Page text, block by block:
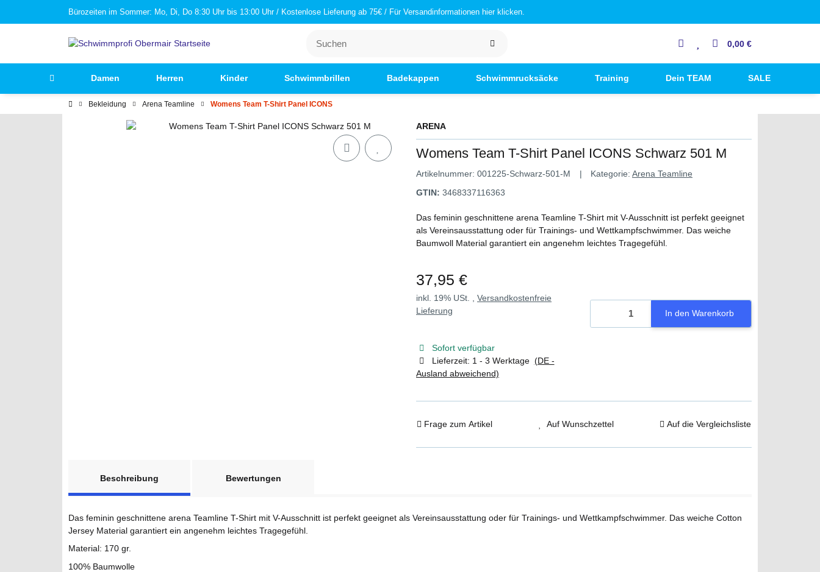
Bürozeiten im Sommer: Mo, Di, Do 8:30 Uhr bis 13:00 Uhr / Kostenlose Lieferung ab 75€ / Für Versandinformationen hier klicken.
0,00 €
Damen Herren Kinder Schwimmbrillen Badekappen Schwimmrucksäcke Training Dein TEAM SALE
Bekleidung Arena Teamline Womens Team T-Shirt Panel ICONS
ARENA
Womens Team T-Shirt Panel ICONS Schwarz 501 M
Artikelnummer: 001225-Schwarz-501-M Kategorie: Arena Teamline
GTIN: 3468337116363
Das feminin geschnittene arena Teamline T-Shirt mit V-Ausschnitt ist perfekt geeignet
als Vereinsausstattung oder für Trainings- und Wettkampfschwimmer. Das weiche
Baumwoll Material garantiert ein angenehm leichtes Tragegefühl.
37,95 €
inkl. 19% USt. , Versandkostenfreie
Lieferung
Sofort verfügbar
Lieferzeit: 1 - 3 Werktage (DE -
Ausland abweichend)
In den Warenkorb
Frage zum Artikel Auf Wunschzettel Auf die Vergleichsliste
Beschreibung
Bewertungen
Das feminin geschnittene arena Teamline T-Shirt mit V-Ausschnitt ist perfekt geeignet als Vereinsausstattung oder für Trainings- und Wettkampfschwimmer. Das weiche Cotton
Jersey Material garantiert ein angenehm leichtes Tragegefühl.
Material: 170 gr.
100% Baumwolle